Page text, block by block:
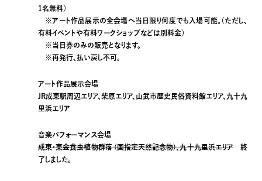
1名無料）
※アート作品展示の全会場へ当日限り何度でも入場可能。（ただし、
有料イベントや有料ワークショップなどは別料金）
※当日券のみの販売となります。
※再発行、払い戻し不可。
アート作品展示会場
JR成東駅周辺エリア、柴原エリア、山武市歴史民俗資料館エリア、九十九
里浜エリア
音楽パフォーマンス会場
成東・東金食虫植物群落 (国指定天然記念物)、九十九里浜エリア終
了しました。